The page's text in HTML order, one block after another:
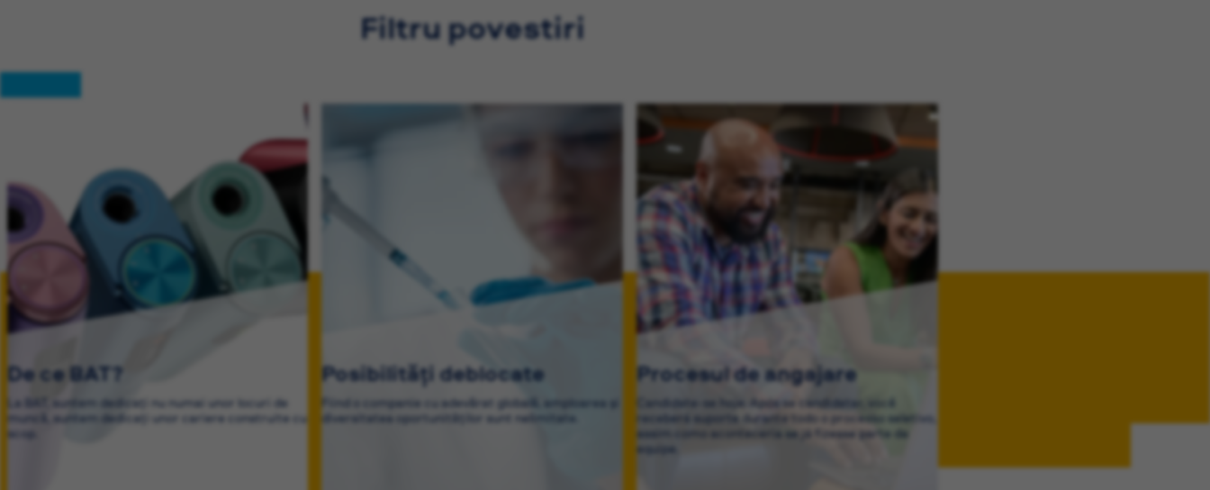
Filtru povestiri
De ce BAT?
La BAT, suntem dedicați nu numai unor locuri de
muncă, suntem dedicați unor cariere construite cu
scop.
Posibilități deblocate
Fiind o companie cu adevărat globală, amploarea și
diversitatea oportunităților sunt nelimitate.
Procesul de angajare
Candidate-se hoje. Após se candidatar, você
receberá suporte durante todo o processo seletivo,
assim como aconteceria se já fizesse parte da
equipe.